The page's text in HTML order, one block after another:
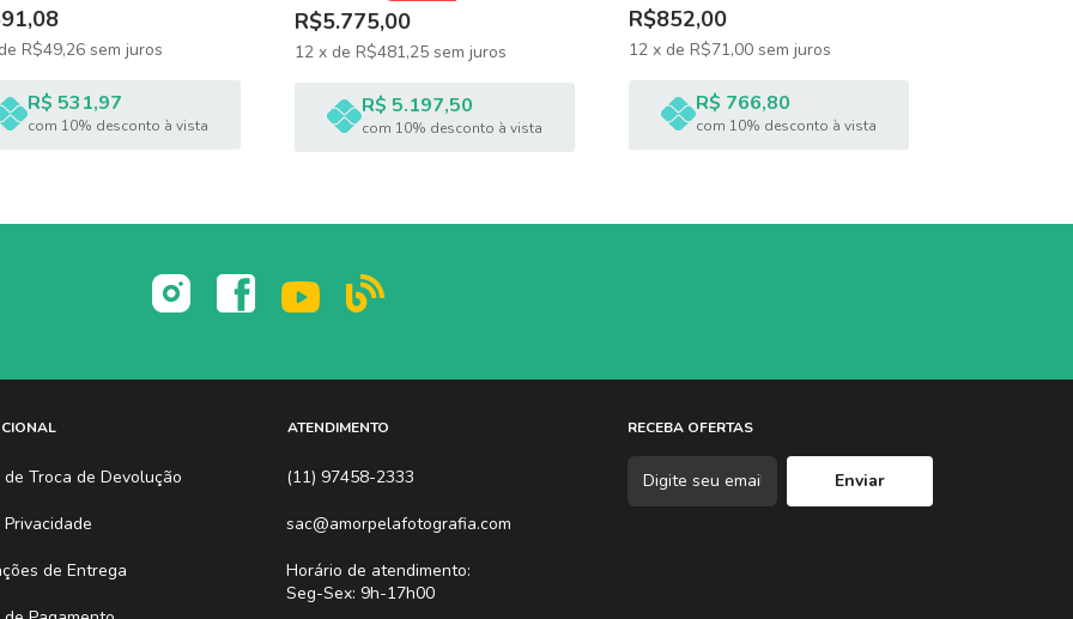
de R$49,26 sem juros
R$ 531,97
com 10% desconto à vista
R$5.775,00
12 x de R$481,25 sem juros
R$ 5.197,50
com 10% desconto à vista
R$852,00
12 x de R$71,00 sem juros
R$ 766,80
com 10% desconto à vista
Troca de Devolução
de Entrega
ATENDIMENTO
(11) 97458-2333
sac@amorpelafotografia.com
Horário de atendimento:
Seg-Sex: 9h-17h00
RECEBA OFERTAS